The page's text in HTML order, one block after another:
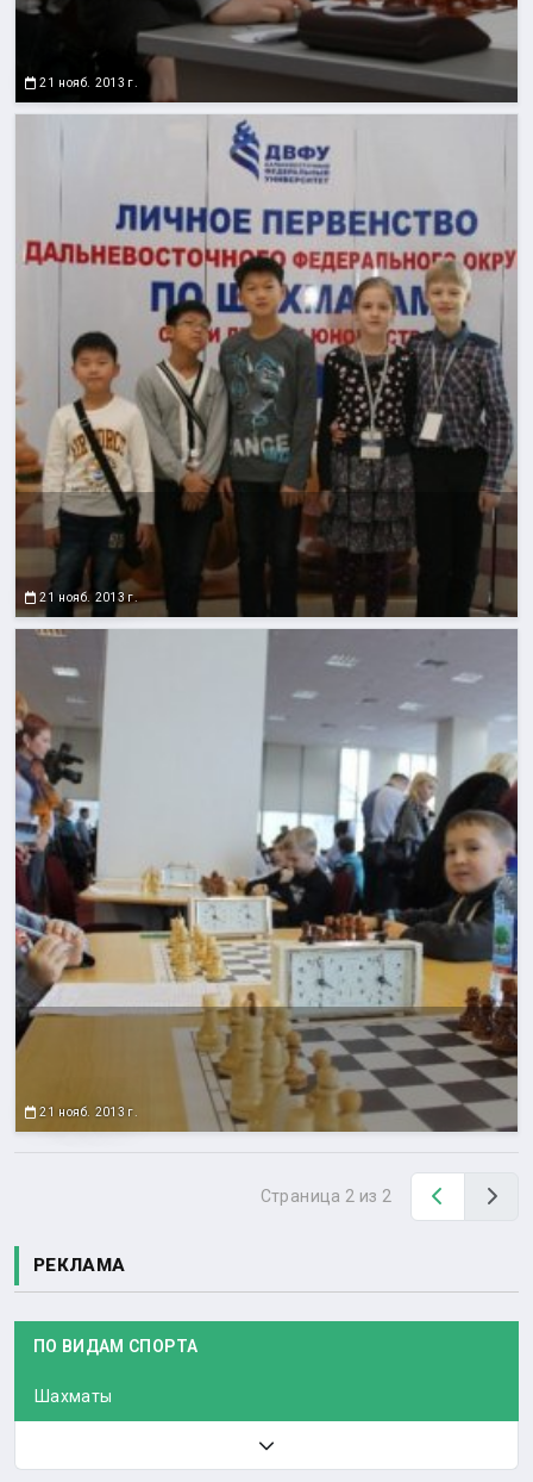
21 нояб. 2013 г.
21 нояб. 2013 г.
21 нояб. 2013 г.
Страница 2 из 2 Назад
РЕКЛАМА
ПО ВИДАМ СПОРТА
Шахматы